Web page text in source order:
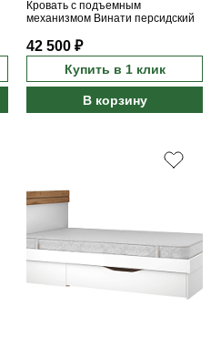
Кровать с подъемным
механизмом Винати персидский
42 500 ₽
Купить в 1 клик
В корзину